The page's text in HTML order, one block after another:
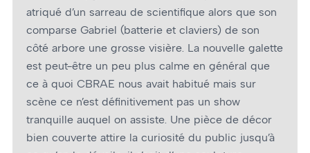
atriqué d’un sarreau de scientifique alors que son
comparse Gabriel (batterie et claviers) de son
côté arbore une grosse visière. La nouvelle galette
est peut-être un peu plus calme en général que
ce à quoi CBRAE nous avait habitué mais sur
scène ce n’est définitivement pas un show
tranquille auquel on assiste. Une pièce de décor
bien couverte attire la curiosité du public jusqu’à